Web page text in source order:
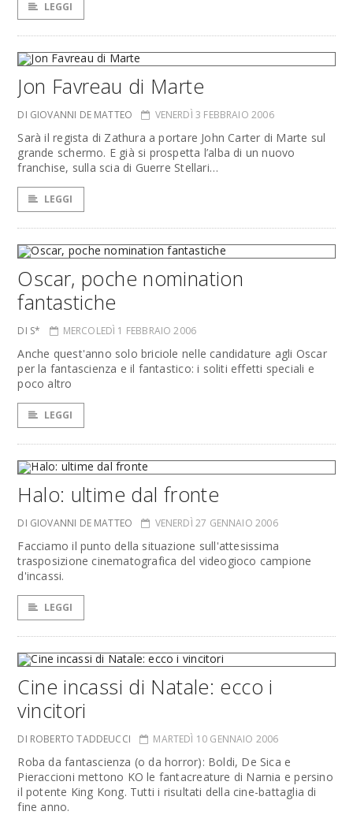
LEGGI
Jon Favreau di Marte
DI GIOVANNI DE MATTEO VENERDÌ 3 FEBBRAIO 2006
Sarà il regista di Zathura a portare John Carter di Marte sul
grande schermo. E già si prospetta l’alba di un nuovo
franchise, sulla scia di Guerre Stellari…
LEGGI
Oscar, poche nomination
fantastiche
DI S* MERCOLEDÌ 1 FEBBRAIO 2006
Anche quest'anno solo briciole nelle candidature agli Oscar
per la fantascienza e il fantastico: i soliti effetti speciali e
poco altro
LEGGI
Halo: ultime dal fronte
DI GIOVANNI DE MATTEO VENERDÌ 27 GENNAIO 2006
Facciamo il punto della situazione sull'attesissima
trasposizione cinematografica del videogioco campione
d'incassi.
LEGGI
Cine incassi di Natale: ecco i
vincitori
DI ROBERTO TADDEUCCI MARTEDÌ 10 GENNAIO 2006
Roba da fantascienza (o da horror): Boldi, De Sica e
Pieraccioni mettono KO le fantacreature di Narnia e persino
il potente King Kong. Tutti i risultati della cine-battaglia di
fine anno.